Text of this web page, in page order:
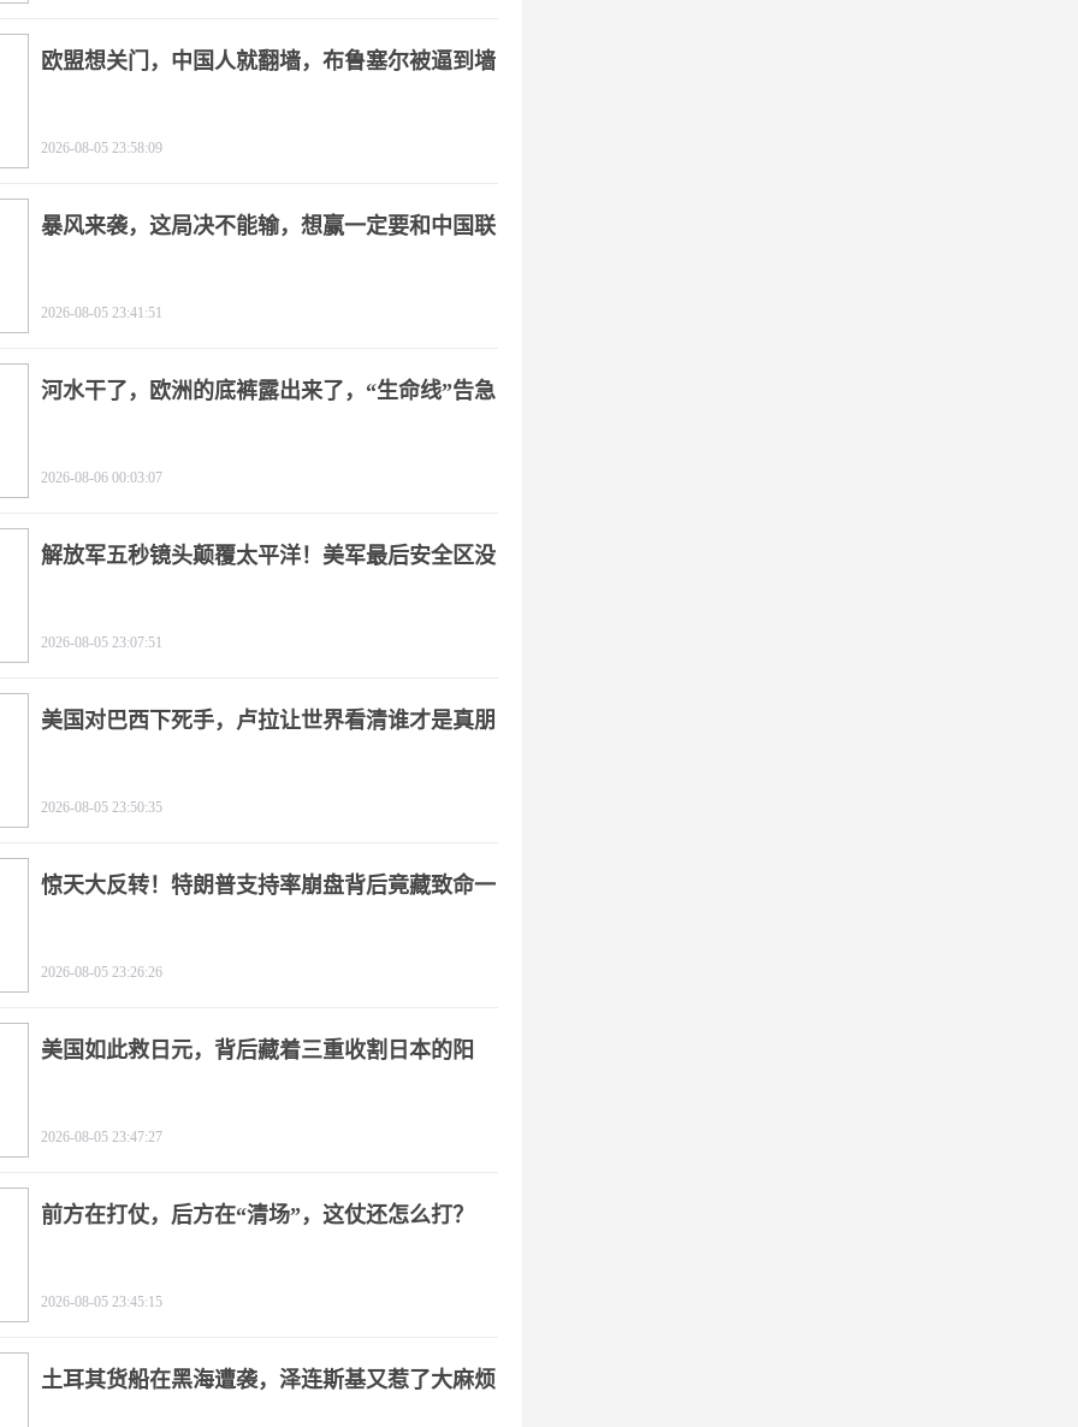
欧盟想关门，中国人就翻墙，布鲁塞尔被逼到墙
2026-08-05 23:58:09
暴风来袭，这局决不能输，想赢一定要和中国联
2026-08-05 23:41:51
河水干了，欧洲的底裤露出来了，“生命线”告急
2026-08-06 00:03:07
解放军五秒镜头颠覆太平洋！美军最后安全区没
2026-08-05 23:07:51
美国对巴西下死手，卢拉让世界看清谁才是真朋
2026-08-05 23:50:35
惊天大反转！特朗普支持率崩盘背后竟藏致命一
2026-08-05 23:26:26
美国如此救日元，背后藏着三重收割日本的阳
2026-08-05 23:47:27
前方在打仗，后方在“清场”，这仗还怎么打？
2026-08-05 23:45:15
土耳其货船在黑海遭袭，泽连斯基又惹了大麻烦